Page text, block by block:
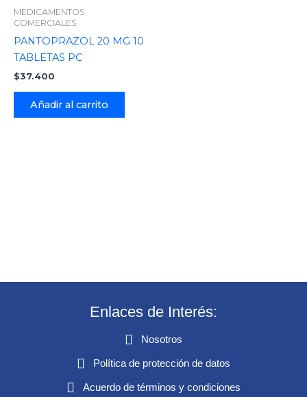
MEDICAMENTOS
COMERCIALES
PANTOPRAZOL 20 MG 10
TABLETAS PC
$37.400
Añadir al carrito
Enlaces de Interés:
Nosotros
Política de protección de datos
Acuerdo de términos y condiciones